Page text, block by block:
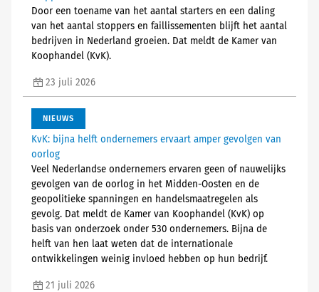
Door een toename van het aantal starters en een daling
van het aantal stoppers en faillissementen blijft het aantal
bedrijven in Nederland groeien. Dat meldt de Kamer van
Koophandel (KvK).
23 juli 2026
NIEUWS
KvK: bijna helft ondernemers ervaart amper gevolgen van
oorlog
Veel Nederlandse ondernemers ervaren geen of nauwelijks
gevolgen van de oorlog in het Midden-Oosten en de
geopolitieke spanningen en handelsmaatregelen als
gevolg. Dat meldt de Kamer van Koophandel (KvK) op
basis van onderzoek onder 530 ondernemers. Bijna de
helft van hen laat weten dat de internationale
ontwikkelingen weinig invloed hebben op hun bedrijf.
21 juli 2026